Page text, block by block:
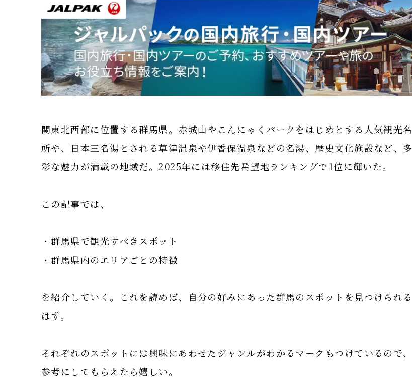
関東北西部に位置する群馬県。赤城山やこんにゃくパークをはじめとする人気観光名
所や、日本三名湯とされる草津温泉や伊香保温泉などの名湯、歴史文化施設など、多
彩な魅力が満載の地域だ。2025年には移住先希望地ランキングで1位に輝いた。
この記事では、
・群馬県で観光すべきスポット
・群馬県内のエリアごとの特徴
を紹介していく。これを読めば、自分の好みにあった群馬のスポットを見つけられる
はず。
それぞれのスポットには興味にあわせたジャンルがわかるマークもつけているので、
参考にしてもらえたら嬉しい。